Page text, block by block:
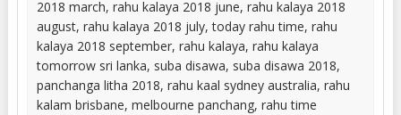
2018 march, rahu kalaya 2018 june, rahu kalaya 2018
august, rahu kalaya 2018 july, today rahu time, rahu
kalaya 2018 september, rahu kalaya, rahu kalaya
tomorrow sri lanka, suba disawa, suba disawa 2018,
panchanga litha 2018, rahu kaal sydney australia, rahu
kalam brisbane, melbourne panchang, rahu time